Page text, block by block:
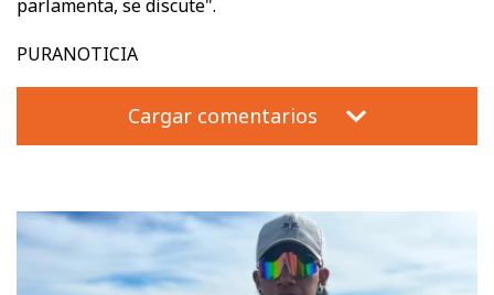
parlamenta, se discute".
PURANOTICIA
Cargar comentarios